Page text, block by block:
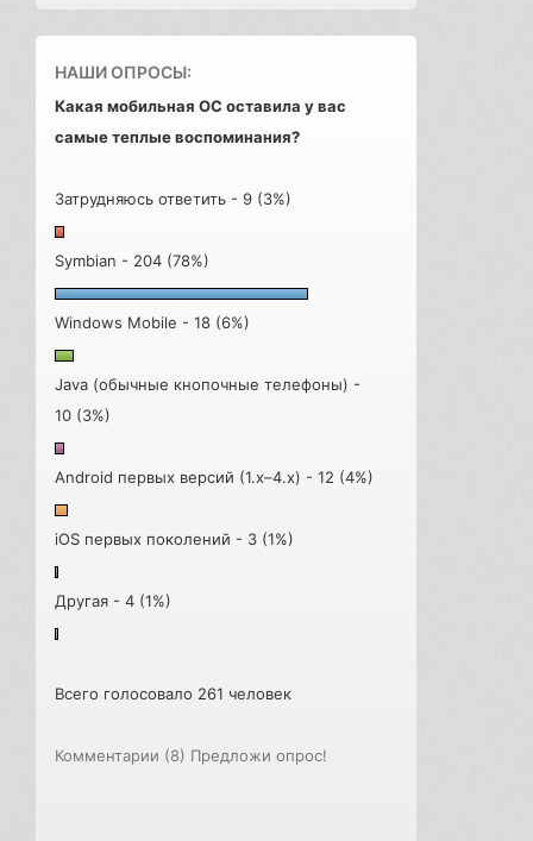
НАШИ ОПРОСЫ:
Какая мобильная ОС оставила у вас
самые теплые воспоминания?
Затрудняюсь ответить - 9 (3%)
Symbian - 204 (78%)
Windows Mobile - 18 (6%)
Java (обычные кнопочные телефоны) -
10 (3%)
Android первых версий (1.x–4.x) - 12 (4%)
iOS первых поколений - 3 (1%)
Другая - 4 (1%)
Всего голосовало 261 человек
Комментарии (8) Предложи опрос!